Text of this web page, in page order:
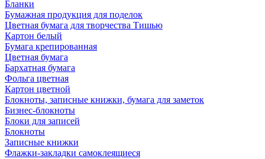
Бланки
Бумажная продукция для поделок
Цветная бумага для творчества Тишью
Картон белый
Бумага крепированная
Цветная бумага
Бархатная бумага
Фольга цветная
Картон цветной
Блокноты, записные книжки, бумага для заметок
Бизнес-блокноты
Блоки для записей
Блокноты
Записные книжки
Флажки-закладки самоклеящиеся